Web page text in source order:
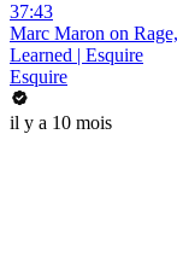
37:43
Marc Maron on
Learned | Esquire
Esquire
il y a 10 mois